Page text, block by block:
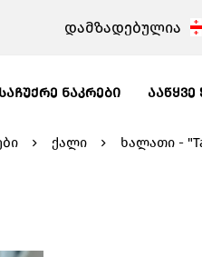
დამზადებულია
ᲜᲐᲙᲠᲔᲑᲘ
ქალი ხალათი -